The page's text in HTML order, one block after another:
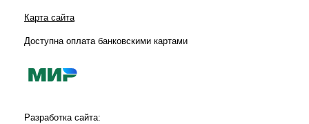
Карта сайта
Доступна оплата банковскими картами
Разработка сайта: